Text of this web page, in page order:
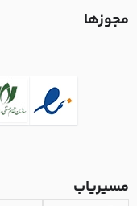
مجوزها
مسیریاب